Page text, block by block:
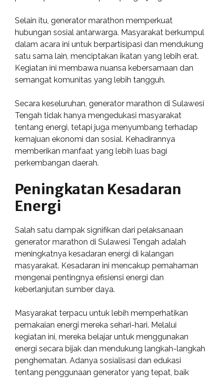
Selain itu, generator marathon memperkuat
hubungan sosial antarwarga. Masyarakat berkumpul
dalam acara ini untuk berpartisipasi dan mendukung
satu sama lain, menciptakan ikatan yang lebih erat.
Kegiatan ini membawa nuansa kebersamaan dan
semangat komunitas yang lebih tangguh.
Secara keseluruhan, generator marathon di Sulawesi
Tengah tidak hanya mengedukasi masyarakat
tentang energi, tetapi juga menyumbang terhadap
kemajuan ekonomi dan sosial. Kehadirannya
memberikan manfaat yang lebih luas bagi
perkembangan daerah.
Peningkatan Kesadaran
Energi
Salah satu dampak signifikan dari pelaksanaan
generator marathon di Sulawesi Tengah adalah
meningkatnya kesadaran energi di kalangan
masyarakat. Kesadaran ini mencakup pemahaman
mengenai pentingnya efisiensi energi dan
keberlanjutan sumber daya.
Masyarakat terpacu untuk lebih memperhatikan
pemakaian energi mereka sehari-hari. Melalui
kegiatan ini, mereka belajar untuk menggunakan
energi secara bijak dan mendukung langkah-langkah
penghematan. Adanya sosialisasi dan edukasi
tentang penggunaan generator yang tepat, baik